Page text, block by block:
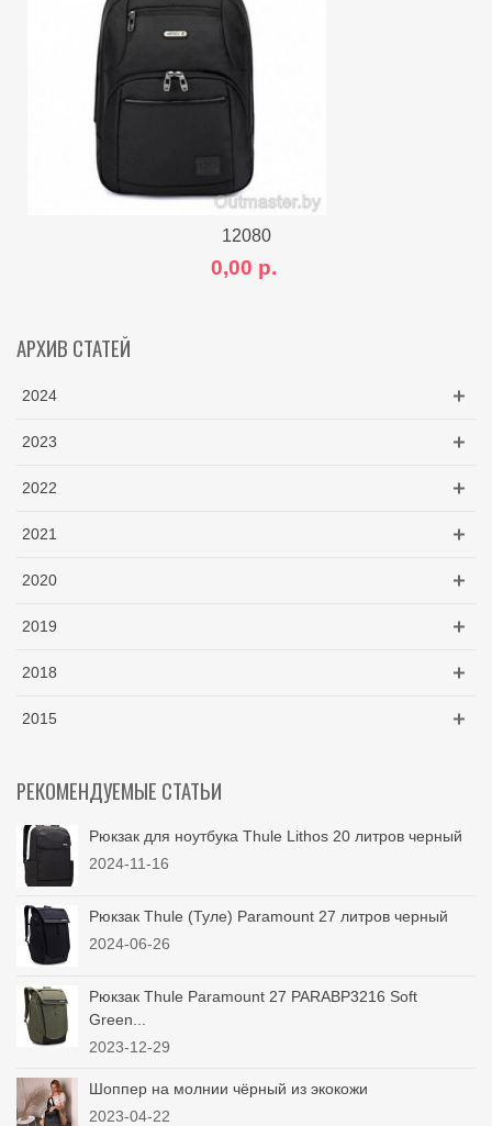
12080
0,00 р.
АРХИВ СТАТЕЙ
2024
2023
2022
2021
2020
2019
2018
2015
РЕКОМЕНДУЕМЫЕ СТАТЬИ
Рюкзак для ноутбука Thule Lithos 20 литров черный
2024-11-16
Рюкзак Thule (Туле) Paramount 27 литров черный
2024-06-26
Рюкзак Thule Paramount 27 PARABP3216 Soft
Green...
2023-12-29
Шоппер на молнии чёрный из экокожи
2023-04-22